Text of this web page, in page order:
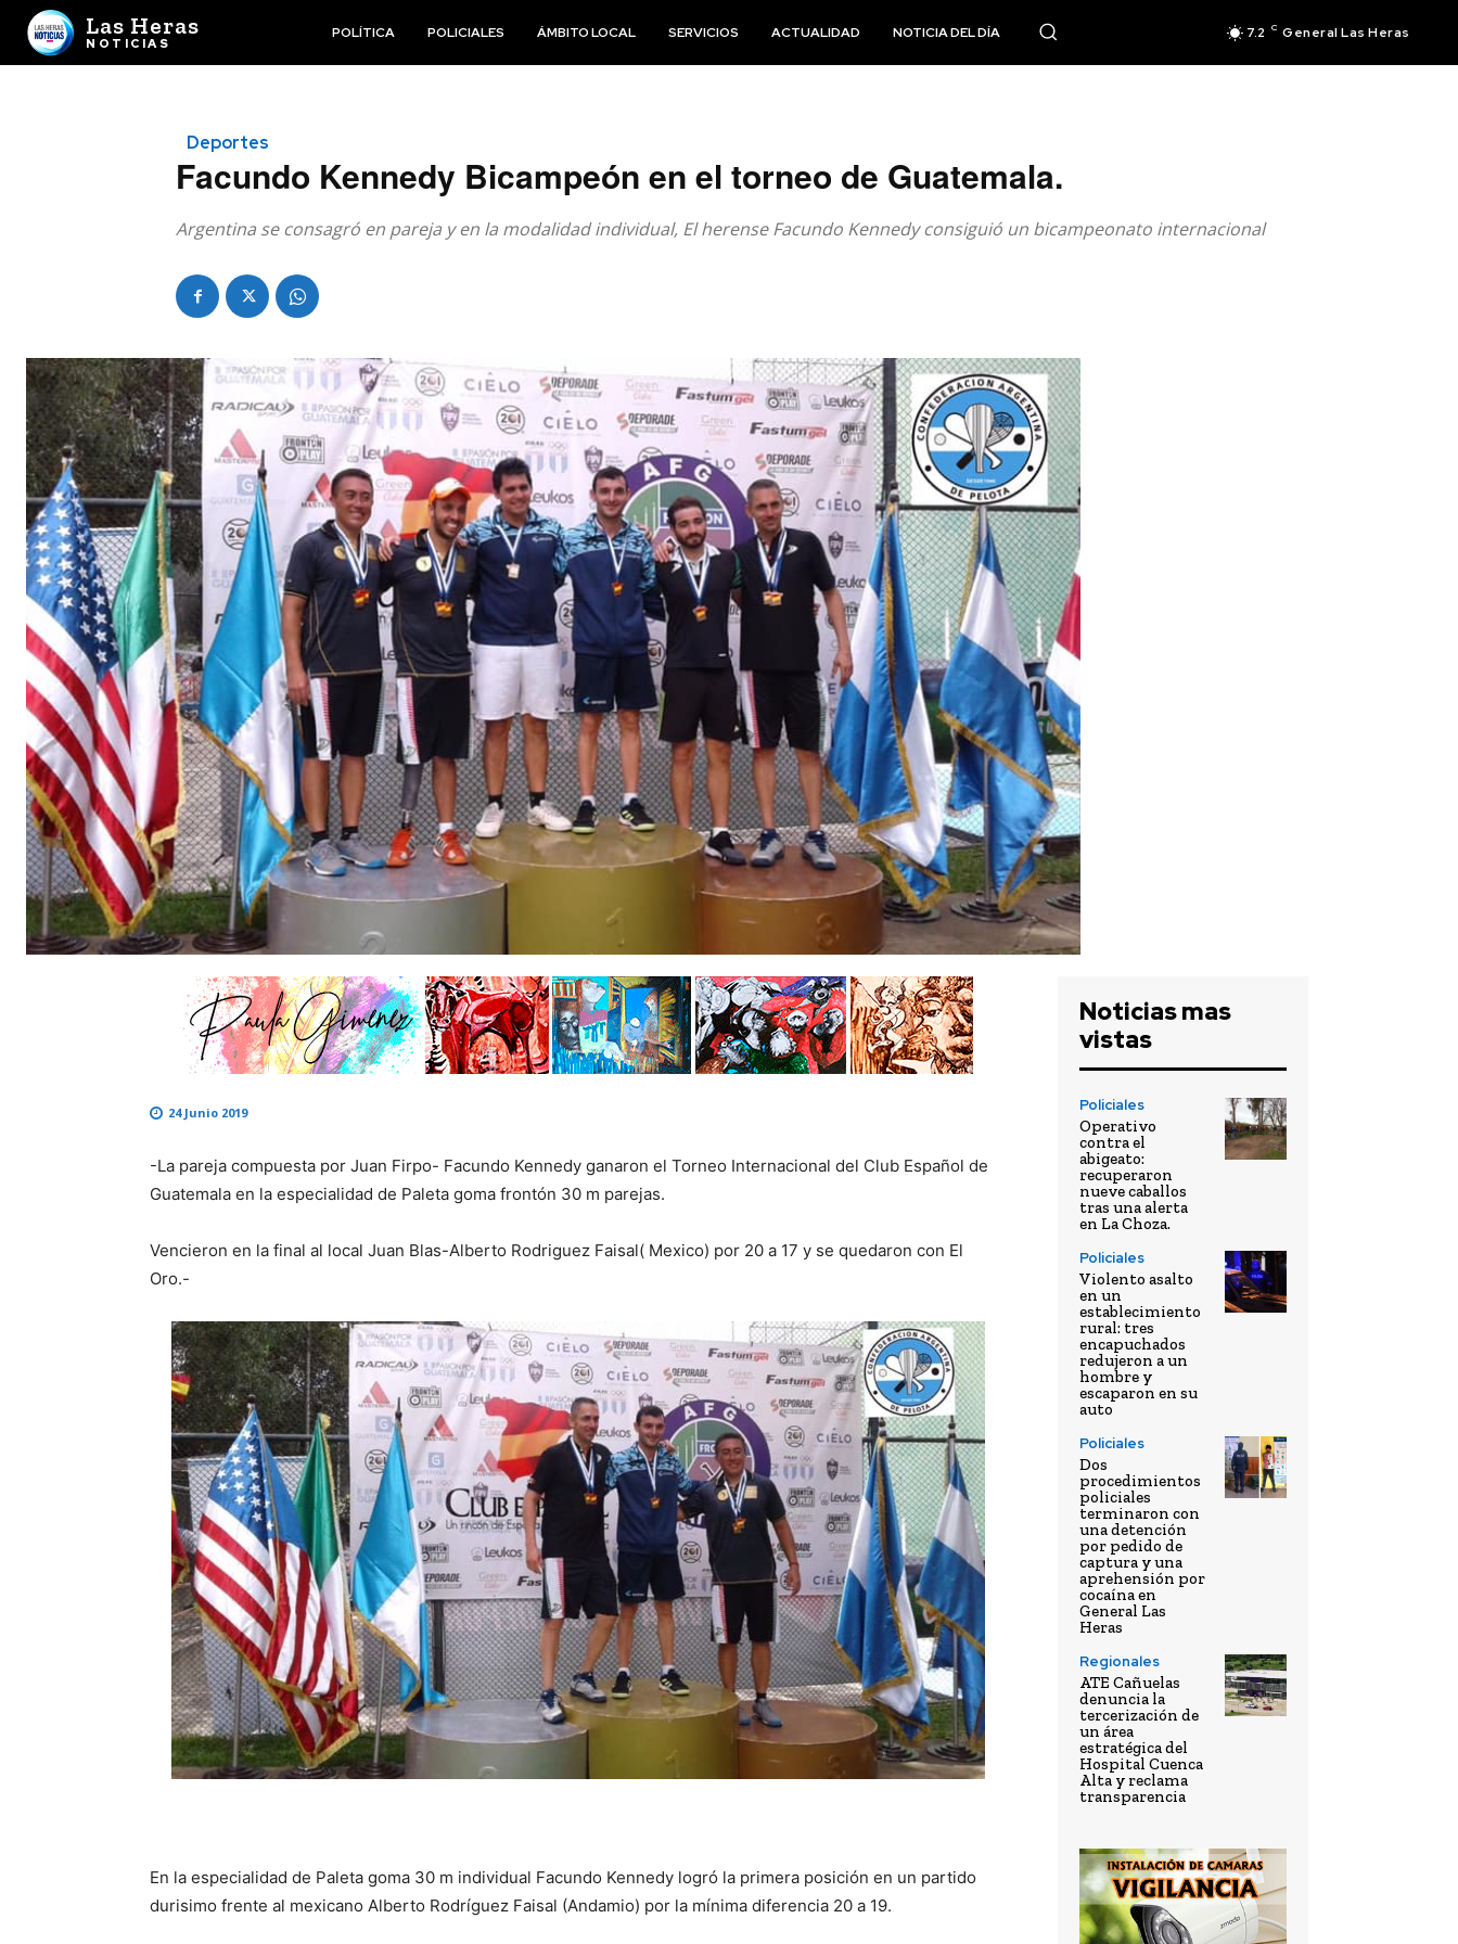
Las Heras
NOTICIAS
POLÍTICA POLICIALES ÁMBITO LOCAL SERVICIOS ACTUALIDAD NOTICIA DEL DÍA 7.2 C General Las Heras
Deportes
Facundo Kennedy Bicampeón en el torneo de Guatemala.
Argentina se consagró en pareja y en la modalidad individual, El herense Facundo Kennedy consiguió un bicampeonato internacional
24 Junio 2019
-La pareja compuesta por Juan Firpo- Facundo Kennedy ganaron el Torneo Internacional del Club Español de
Guatemala en la especialidad de Paleta goma frontón 30 m parejas.
Vencieron en la final al local Juan Blas-Alberto Rodriguez Faisal( Mexico) por 20 a 17 y se quedaron con El
Oro.-
En la especialidad de Paleta goma 30 m individual Facundo Kennedy logró la primera posición en un partido
durisimo frente al mexicano Alberto Rodríguez Faisal (Andamio) por la mínima diferencia 20 a 19.
Noticias mas
vistas
Policiales
Operativo
contra el
abigeato:
recuperaron
nueve caballos
tras una alerta
en La Choza.
Policiales
Violento asalto
en un
establecimiento
rural: tres
encapuchados
redujeron a un
hombre y
escaparon en su
auto
Policiales
Dos
procedimientos
policiales
terminaron con
una detención
por pedido de
captura y una
aprehensión por
cocaína en
General Las
Heras
Regionales
ATE Cañuelas
denuncia la
tercerización de
un área
estratégica del
Hospital Cuenca
Alta y reclama
transparencia